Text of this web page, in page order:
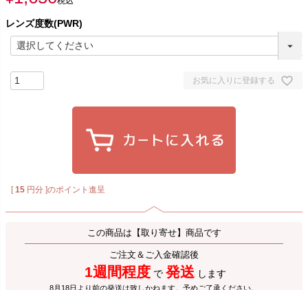
レンズ度数(PWR)
お気に入りに登録する
[15 円分 ]のポイント進呈
この商品は【取り寄せ】商品です
ご注文＆ご入金確認後
1週間程度 で 発送 します
8月18日より前の発送は致しかねます。予めご了承ください。